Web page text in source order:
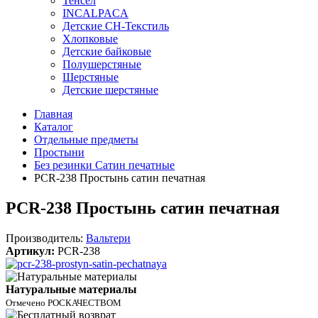
INCALPACA
Детские СН-Текстиль
Хлопковые
Детские байковые
Полушерстяные
Шерстяные
Детские шерстяные
Главная
Каталог
Отдельные предметы
Простыни
Без резинки Сатин печатные
PCR-238 Простынь сатин печатная
PCR-238 Простынь сатин печатная
Производитель: Вальтери
Артикул: PCR-238
Натуральные материалы
Отмечено РОСКАЧЕСТВОМ